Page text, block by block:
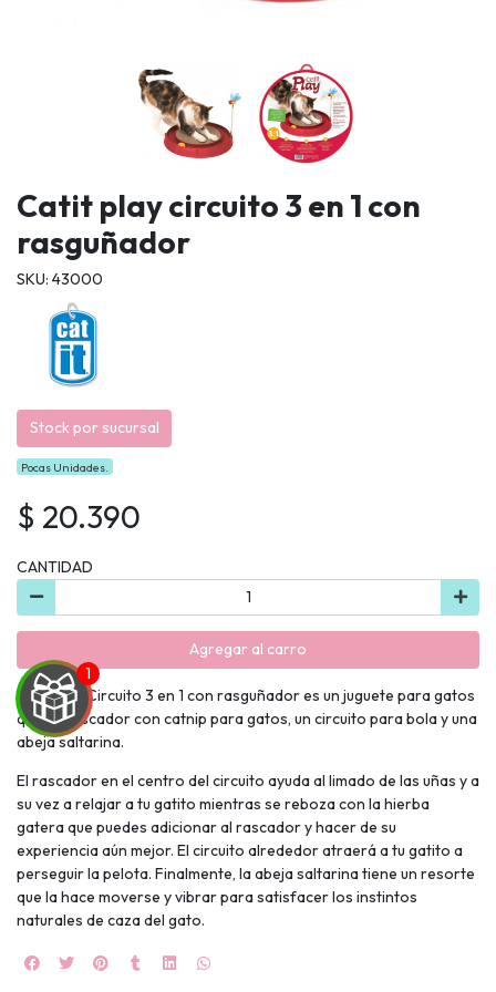
de
Catit play circuito 3 en 1 con
rasguñador
SKU: 43000
Stock por sucursal
Pocas Unidades.
$ 20.390
CANTIDAD
Agregar al carro
Catit Play Circuito 3 en 1 con rasguñador es un juguete para gatos
que un rascador con catnip para gatos, un circuito para bola y una
abeja saltarina.
El rascador en el centro del circuito ayuda al limado de las uñas y a
su vez a relajar a tu gatito mientras se reboza con la hierba
gatera que puedes adicionar al rascador y hacer de su
experiencia aún mejor. El circuito alrededor atraerá a tu gatito a
perseguir la pelota. Finalmente, la abeja saltarina tiene un resorte
que la hace moverse y vibrar para satisfacer los instintos
naturales de caza del gato.